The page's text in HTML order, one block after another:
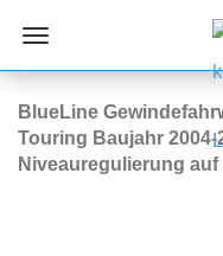
BlueLine
Touring Baujahr
Niveauregulierung